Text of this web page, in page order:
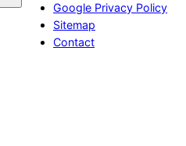
Google Privacy Policy
Sitemap
Contact